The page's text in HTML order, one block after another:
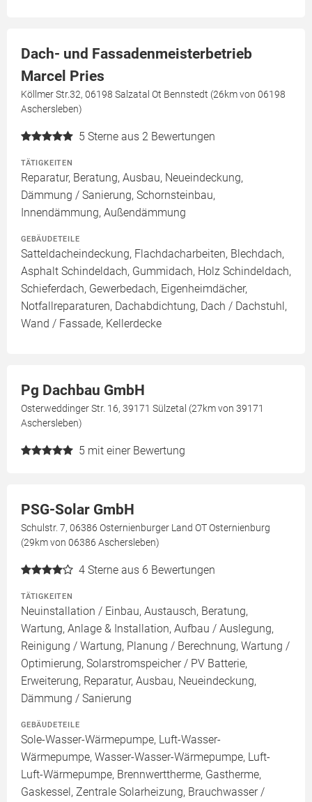
Dach- und Fassadenmeisterbetrieb
Marcel Pries
Köllmer Str.32, 06198 Salzatal Ot Bennstedt (26km von 06198
Aschersleben)
5 Sterne aus 2 Bewertungen
TÄTIGKEITEN
Reparatur, Beratung, Ausbau, Neueindeckung,
Dämmung / Sanierung, Schornsteinbau,
Innendämmung, Außendämmung
GEBÄUDETEILE
Satteldacheindeckung, Flachdacharbeiten, Blechdach,
Asphalt Schindeldach, Gummidach, Holz Schindeldach,
Schieferdach, Gewerbedach, Eigenheimdächer,
Notfallreparaturen, Dachabdichtung, Dach / Dachstuhl,
Wand / Fassade, Kellerdecke
Pg Dachbau GmbH
Osterweddinger Str. 16, 39171 Sülzetal (27km von 39171
Aschersleben)
5 mit einer Bewertung
PSG-Solar GmbH
Schulstr. 7, 06386 Osternienburger Land OT Osternienburg
(29km von 06386 Aschersleben)
4 Sterne aus 6 Bewertungen
TÄTIGKEITEN
Neuinstallation / Einbau, Austausch, Beratung,
Wartung, Anlage & Installation, Aufbau / Auslegung,
Reinigung / Wartung, Planung / Berechnung, Wartung /
Optimierung, Solarstromspeicher / PV Batterie,
Erweiterung, Reparatur, Ausbau, Neueindeckung,
Dämmung / Sanierung
GEBÄUDETEILE
Sole-Wasser-Wärmepumpe, Luft-Wasser-
Wärmepumpe, Wasser-Wasser-Wärmepumpe, Luft-
Luft-Wärmepumpe, Brennwerttherme, Gastherme,
Gaskessel, Zentrale Solarheizung, Brauchwasser /